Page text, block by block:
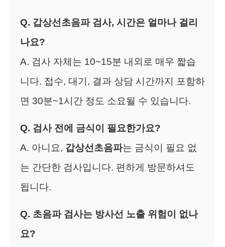
Q. 갑상선초음파 검사, 시간은 얼마나 걸리
나요?
A. 검사 자체는 10~15분 내외로 매우 짧습
니다. 접수, 대기, 결과 상담 시간까지 포함하
면 30분~1시간 정도 소요될 수 있습니다.
Q. 검사 전에 금식이 필요한가요?
A. 아니요, 갑상선초음파는 금식이 필요 없
는 간단한 검사입니다. 편하게 방문하셔도
됩니다.
Q. 초음파 검사는 방사선 노출 위험이 없나
요?